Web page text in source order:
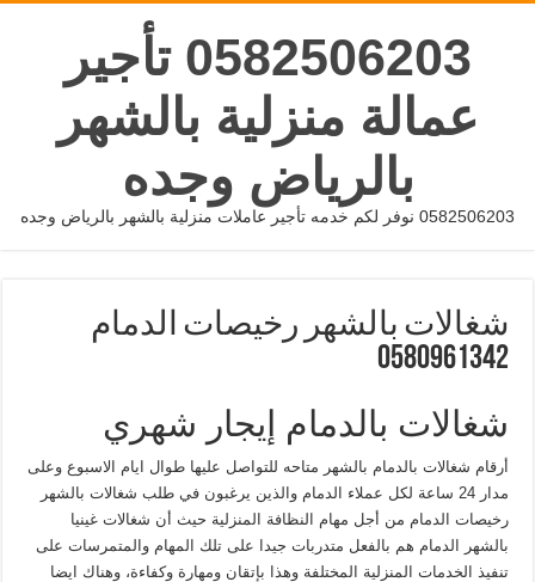
0582506203 تأجير
عمالة منزلية بالشهر
بالرياض وجده
0582506203 نوفر لكم خدمه تأجير عاملات منزلية بالشهر بالرياض وجده
شغالات بالشهر رخيصات الدمام
0580961342
شغالات بالدمام إيجار شهري
أرقام شغالات بالدمام بالشهر متاحه للتواصل عليها طوال ايام الاسبوع وعلى
مدار 24 ساعة لكل عملاء الدمام والذين يرغبون في طلب شغالات بالشهر
رخيصات الدمام من أجل مهام النظافة المنزلية حيث أن شغالات غينيا
بالشهر الدمام هم بالفعل متدربات جيدا على تلك المهام والمتمرسات على
تنفيذ الخدمات المنزلية المختلفة وهذا بإتقان ومهارة وكفاءة، وهناك ايضا